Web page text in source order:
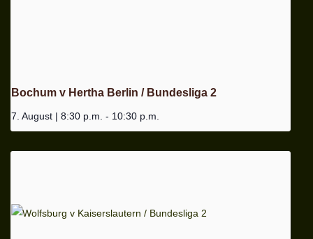
Bochum v Hertha Berlin / Bundesliga 2
7. August | 8:30 p.m. - 10:30 p.m.